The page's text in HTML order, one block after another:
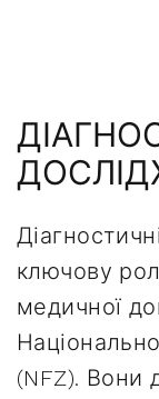
ключову
медичної
(NFZ). Вони